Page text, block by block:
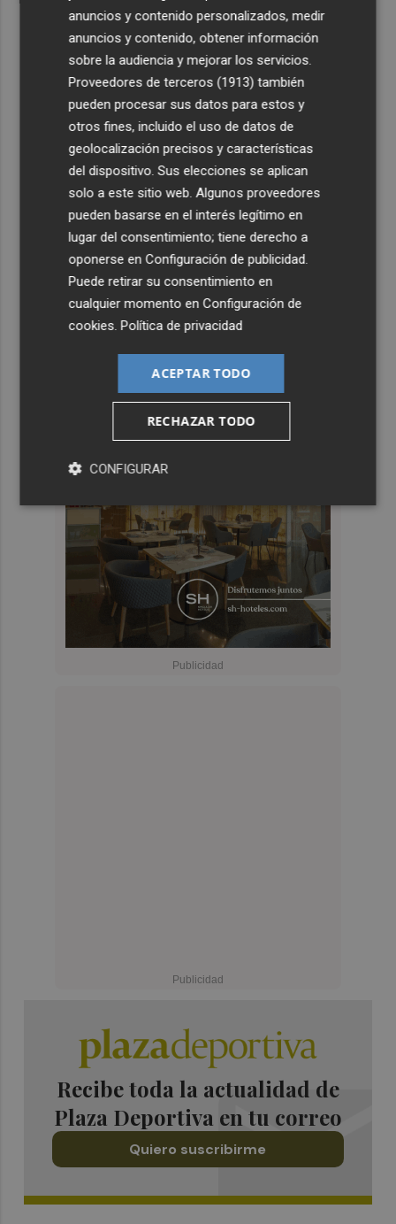
Recibe toda la actualidad de
Plaza Deportiva en tu correo
Quiero suscribirme
anuncios y contenido personalizados, medir
anuncios y contenido, obtener información
sobre la audiencia y mejorar los servicios.
Proveedores de terceros (1913) también
pueden procesar sus datos para estos y
otros fines, incluido el uso de datos de
geolocalización precisos y características
del dispositivo. Sus elecciones se aplican
solo a este sitio web. Algunos proveedores
pueden basarse en el interés legítimo en
lugar del consentimiento; tiene derecho a
oponerse enConfiguración de publicidad.
Puede retirar su consentimiento en
cualquier momento enConfiguración de
cookies.Política de privacidad
ACEPTAR TODO
RECHAZAR TODO
CONFIGURAR